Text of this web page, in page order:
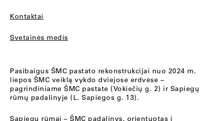
Kontaktai
Svetainės medis
Pasibaigus ŠMC pastato rekonstrukcijai nuo 2024 m.
liepos ŠMC veiklą vykdo dviejose erdvėse –
pagrindiniame ŠMC pastate (Vokiečių g. 2) ir Sapiegų
rūmų padalinyje (L. Sapiegos g. 13).
Sapiegų rūmai – ŠMC padalinys, orientuotas į